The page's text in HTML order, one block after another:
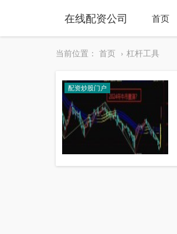
在线配资公司 首页
当前位置： 首页 杠杆工具
配资炒股门户